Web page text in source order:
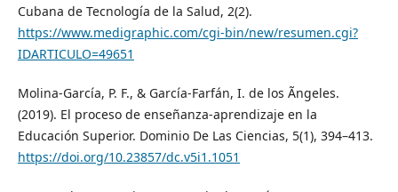
Cubana de Tecnología de la Salud, 2(2).
https://www.medigraphic.com/cgi-bin/new/resumen.cgi?
IDARTICULO=49651
Molina-García, P. F., & García-Farfán, I. de los Ãngeles.
(2019). El proceso de enseñanza-aprendizaje en la
Educación Superior. Dominio De Las Ciencias, 5(1), 394–413.
https://doi.org/10.23857/dc.v5i1.1051